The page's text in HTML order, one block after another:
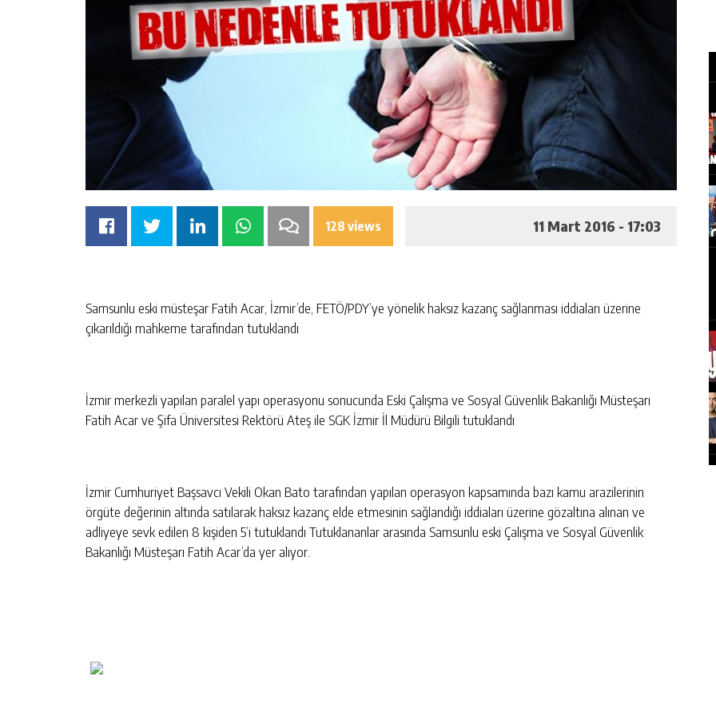
128 views 11 Mart 2016 - 17:03
Samsunlu eski müsteşar Fatih Acar, İzmir’de, FETÖ/PDY’ye yönelik haksız kazanç sağlanması iddiaları üzerine
çıkarıldığı mahkeme tarafından tutuklandı
İzmir merkezli yapılan paralel yapı operasyonu sonucunda Eski Çalışma ve Sosyal Güvenlik Bakanlığı Müsteşarı
Fatih Acar ve Şifa Üniversitesi Rektörü Ateş ile SGK İzmir İl Müdürü Bilgili tutuklandı
İzmir Cumhuriyet Başsavcı Vekili Okan Bato tarafından yapılan operasyon kapsamında bazı kamu arazilerinin
örgüte değerinin altında satılarak haksız kazanç elde etmesinin sağlandığı iddiaları üzerine gözaltına alınan ve
adliyeye sevk edilen 8 kişiden 5’i tutuklandı Tutuklananlar arasında Samsunlu eski Çalışma ve Sosyal Güvenlik
Bakanlığı Müsteşarı Fatih Acar’da yer alıyor.